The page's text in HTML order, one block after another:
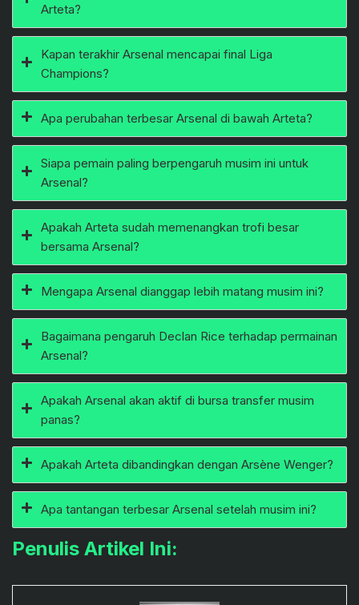
Arteta?
Kapan terakhir Arsenal mencapai final Liga
Champions?
Apa perubahan terbesar Arsenal di bawah Arteta?
Siapa pemain paling berpengaruh musim ini untuk
Arsenal?
Apakah Arteta sudah memenangkan trofi besar
bersama Arsenal?
Mengapa Arsenal dianggap lebih matang musim ini?
Bagaimana pengaruh Declan Rice terhadap permainan
Arsenal?
Apakah Arsenal akan aktif di bursa transfer musim
panas?
Apakah Arteta dibandingkan dengan Arsène Wenger?
Apa tantangan terbesar Arsenal setelah musim ini?
Penulis Artikel Ini: